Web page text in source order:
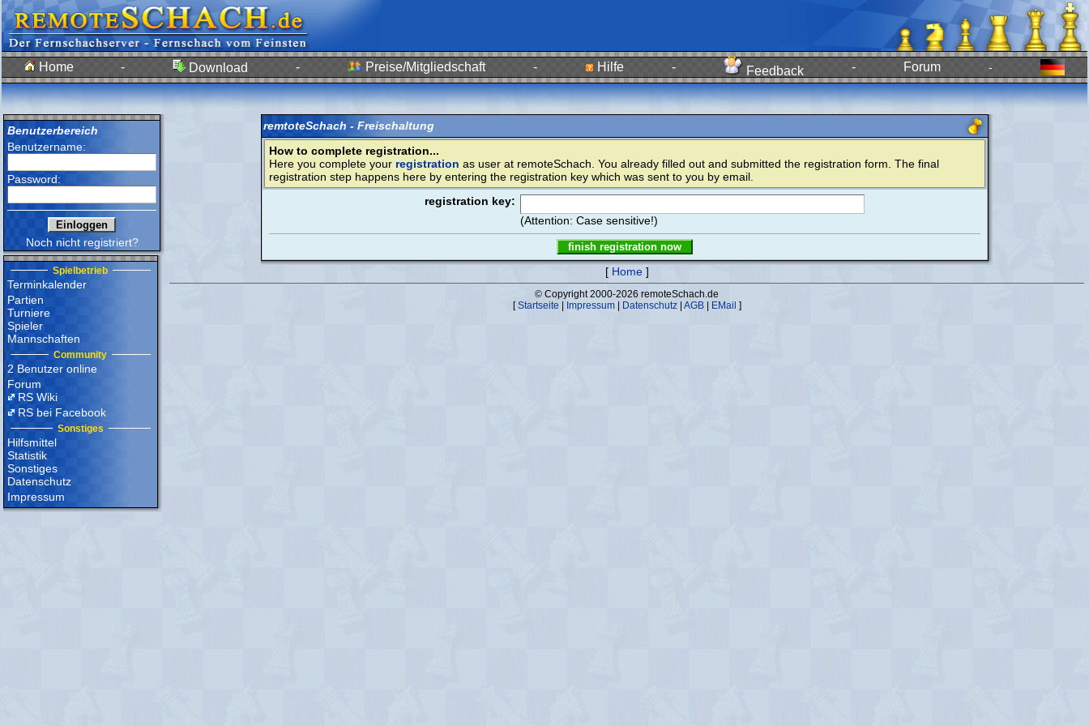
Home - Download - Preise/Mitgliedschaft - Hilfe - Feedback - Forum -
Benutzerbereich
Benutzername:
Password:
Noch nicht registriert?
Spielbetrieb
Terminkalender
Partien
Turniere
Spieler
Mannschaften
Community
2 Benutzer online
Forum
RS Wiki
RS bei Facebook
Sonstiges
Hilfsmittel
Statistik
Sonstiges
Datenschutz
Impressum
remtoteSchach - Freischaltung
How to complete registration...
Here you complete your registration as user at remoteSchach. You already filled out and submitted the registration form. The final
registration step happens here by entering the registration key which was sent to you by email.
registration key:
(Attention: Case sensitive!)
[ Home]
© Copyright 2000-2026 remoteSchach.de
[Startseite Impressum| Datenschutz| AGB| EMail ]